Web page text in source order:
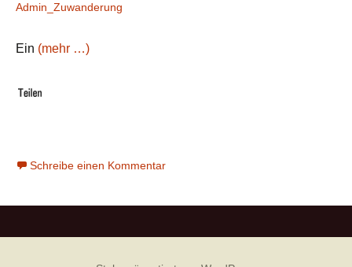
Admin_Zuwanderung
Ein (mehr …)
Schreibe einen Kommentar